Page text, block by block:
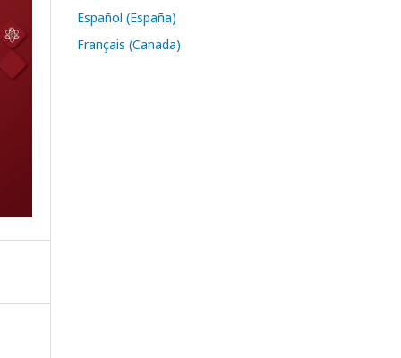
Español (España)
Français (Canada)